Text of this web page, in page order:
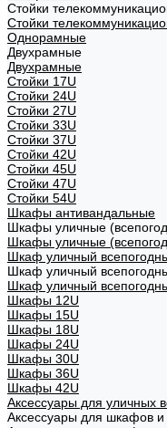
Стойки
Стойки
Однорамные
Двухрамные
Двухрамные
Стойки 17U
Стойки 24U
Стойки 27U
Стойки 33U
Стойки 37U
Стойки 42U
Стойки 45U
Стойки 47U
Стойки 54U
Шкафы антивандальные
Шкафы уличные
Шкафы уличные
Шкаф уличный
Шкаф уличный
Шкаф уличный
Шкафы 12U
Шкафы 15U
Шкафы 18U
Шкафы 24U
Шкафы 30U
Шкафы 36U
Шкафы 42U
Аксессуары для уличных
Аксессуары для шкафов и